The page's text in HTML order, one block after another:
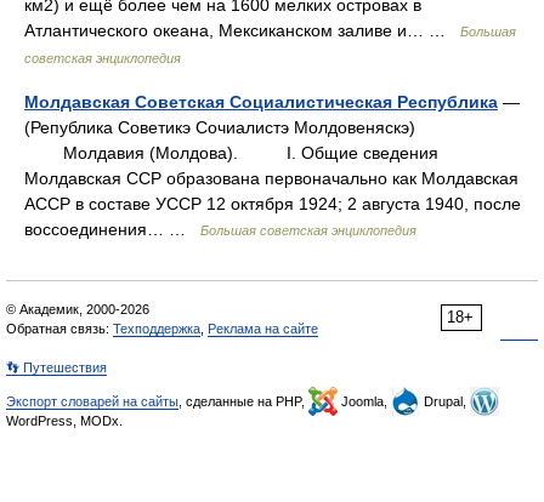
км2) и ещё более чем на 1600 мелких островах в
Атлантического океана, Мексиканском заливе и… …
Большая
советская энциклопедия
Молдавская Советская Социалистическая Республика —
(Република Советикэ Сочиалистэ Молдовеняскэ)
Молдавия (Молдова). I. Общие сведения
Молдавская ССР образована первоначально как Молдавская
АССР в составе УССР 12 октября 1924; 2 августа 1940, после
воссоединения… …
Большая советская энциклопедия
18+
© Академик, 2000-2026
Обратная связь: Техподдержка Реклама на сайте
👣 Путешествия
Экспорт словарей на сайты , сделанные на PHP, Joomla,
Drupal,
WordPress, MODx.